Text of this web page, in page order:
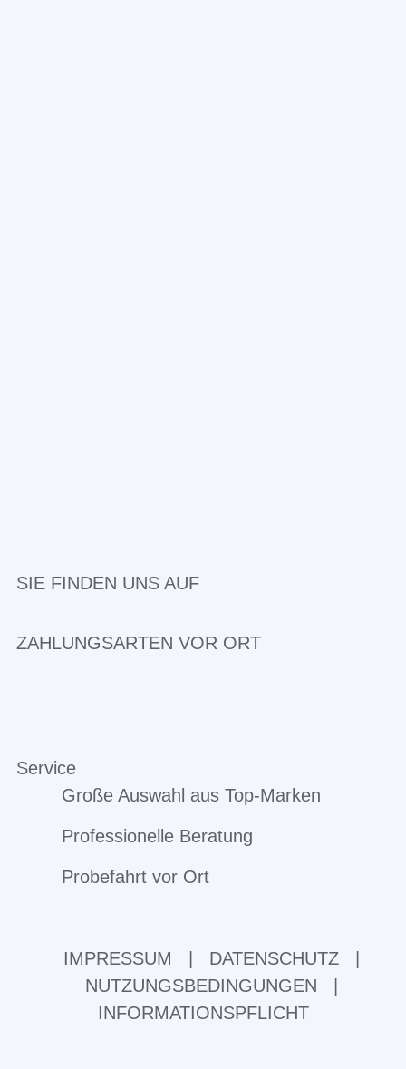
SIE FINDEN UNS AUF
ZAHLUNGSARTEN VOR ORT
Service
Große Auswahl aus Top-Marken
Professionelle Beratung
Probefahrt vor Ort
IMPRESSUM DATENSCHUTZ
NUTZUNGSBEDINGUNGEN
INFORMATIONSPFLICHT